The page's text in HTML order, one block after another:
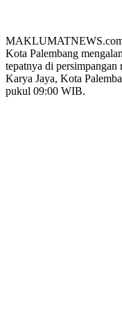
Kota Palembang
tepatnya di
Karya Jaya, Kota
pukul 09:00 WIB.